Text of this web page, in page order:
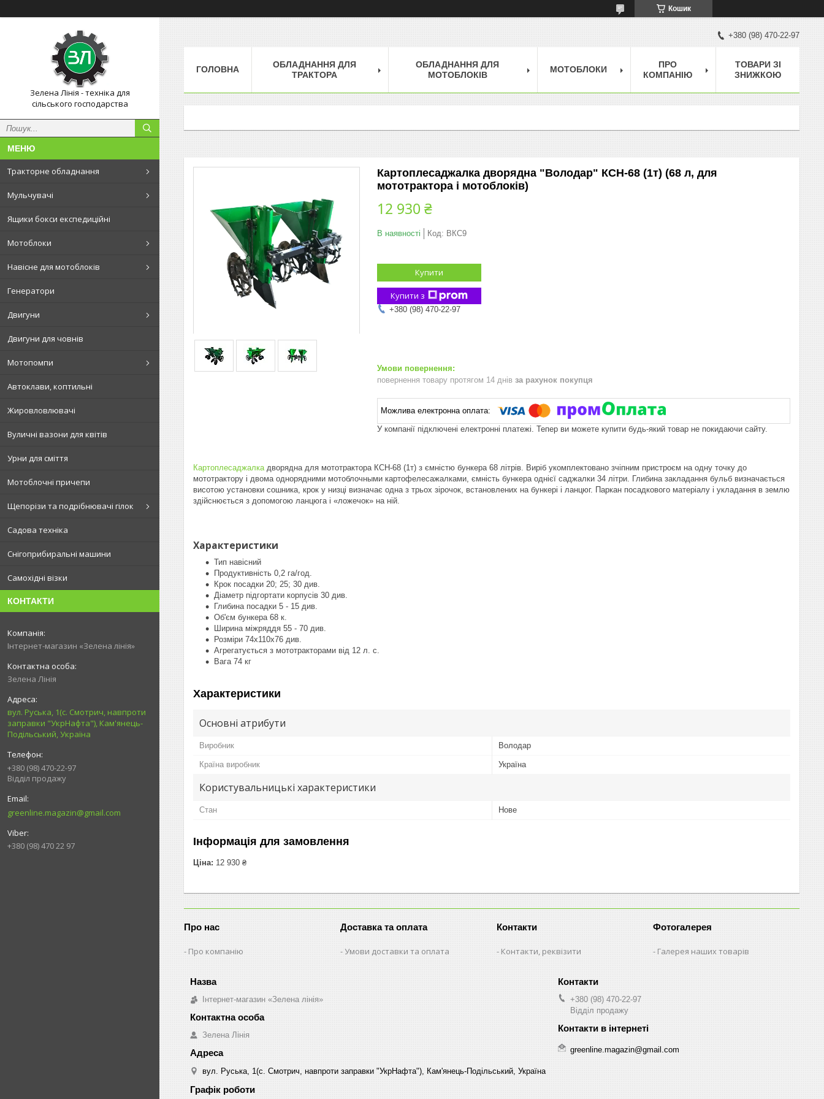
Кошик
Зелена Лінія - техніка для
сільського господарства
Тракторне обладнання
Мульчувачі
Ящики бокси експедиційні
Мотоблоки
Навісне для мотоблоків
Генератори
Двигуни
Двигуни для човнів
Мотопомпи
Автоклави, коптильні
Жировловлювачі
Вуличні вазони для квітів
Урни для сміття
Мотоблочні причепи
Щепорізи та подрібнювачі гілок
Садова техніка
Снігоприбиральні машини
Самохідні візки
КОНТАКТИ
Інтернет-магазин «Зелена лінія»
Зелена Лінія
вул. Руська, 1(с. Смотрич, навпроти
заправки "УкрНафта"), Кам'янець-
Подільський, Україна
+380 (98) 470-22-97
Відділ продажу
greenline.magazin@gmail.com
+380 (98) 470 22 97
+380 (98) 470-22-97
ГОЛОВНА
ОБЛАДНАННЯ ДЛЯ
ТРАКТОРА
ОБЛАДНАННЯ ДЛЯ
МОТОБЛОКІВ
МОТОБЛОКИ
ПРО
КОМПАНІЮ
ТОВАРИ ЗІ
ЗНИЖКОЮ
Картоплесаджалка дворядна "Володар" КСН-68 (1т) (68 л, для
мототрактора і мотоблоків)
12 930 ₴
В наявності Код: ВКС9
Купити
Купити з
+380 (98) 470-22-97
повернення товару протягом 14 днів за рахунок покупця
У компанії підключені електронні платежі. Тепер ви можете купити будь-який товар не покидаючи сайту.
Картоплесаджалка дворядна для мототрактора КСН-68 (1т) з ємністю бункера 68 літрів. Виріб укомплектовано зчіпним пристроєм на одну точку до
мототрактору і двома однорядними мотоблочными картофелесажалками, ємність бункера однієї саджалки 34 літри. Глибина закладання бульб визначається
висотою установки сошника, крок у низці визначає одна з трьох зірочок, встановлених на бункері і ланцюг. Паркан посадкового матеріалу і укладання в землю
здійснюється з допомогою ланцюга і «ложечок» на ній.
Характеристики
Тип навісний
Продуктивність 0,2 га/год.
Крок посадки 20; 25; 30 див.
Діаметр підгортати корпусів 30 див.
Глибина посадки 5 - 15 див.
Об'єм бункера 68 к.
Ширина міжряддя 55 - 70 див.
Розміри 74х110х76 див.
Агрегатується з мототракторами від 12 л. с.
Вага 74 кг
Характеристики
Основні атрибути
Виробник Володар
Країна виробник Україна
Користувальницькі характеристики
Стан Нове
Інформація для замовлення
Ціна: 12 930 ₴
Про нас
Про компанію
Доставка та оплата
Умови доставки та оплата
Контакти
Контакти, реквізити
Фотогалерея
Галерея наших товарів
Інтернет-магазин «Зелена лінія»
Зелена Лінія
вул. Руська, 1(с. Смотрич, навпроти заправки "УкрНафта"), Кам'янець-Подільський, Україна
+380 (98) 470-22-97
Відділ продажу
greenline.magazin@gmail.com
Графік роботи